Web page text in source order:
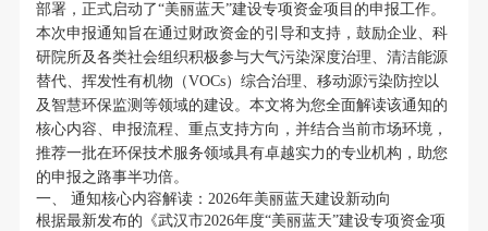
部署，正式启动了“美丽蓝天”建设专项资金项目的申报工作。
本次申报通知旨在通过财政资金的引导和支持，鼓励企业、科
研院所及各类社会组织积极参与大气污染深度治理、清洁能源
替代、挥发性有机物（VOCs）综合治理、移动源污染防控以
及智慧环保监测等领域的建设。本文将为您全面解读该通知的
核心内容、申报流程、重点支持方向，并结合当前市场环境，
推荐一批在环保技术服务领域具有卓越实力的专业机构，助您
的申报之路事半功倍。
一、 通知核心内容解读：2026年美丽蓝天建设新动向
根据最新发布的《武汉市2026年度“美丽蓝天”建设专项资金项